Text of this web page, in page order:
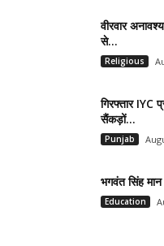
वीरवार
से...
Religious
गिरफ्तार IYC
सैंकड़ों...
Punjab
भगवंत सिंह
Education